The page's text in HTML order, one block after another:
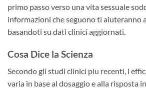
primo passo verso una vita sessuale
informazioni che seguono ti aiuteranno
basandoti su dati clinici aggiornati.
Cosa Dice la Scienza
Secondo gli studi clinici piu recenti, l
varia in base al dosaggio e alla risposta